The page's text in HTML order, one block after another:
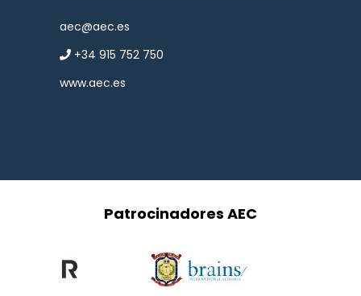
aec@aec.es
+34 915 752 750
www.aec.es
Patrocinadores AEC